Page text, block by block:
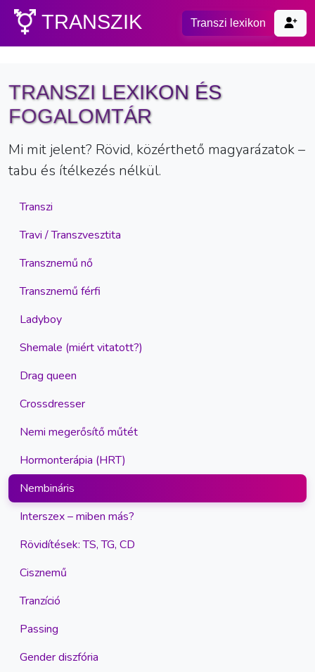
TRANSZIK Transzi lexikon
TRANSZI LEXIKON ÉS
FOGALOMTÁR
Mi mit jelent? Rövid, közérthető magyarázatok –
tabu és ítélkezés nélkül.
Transzi
Travi / Transzvesztita
Transznemű nő
Transznemű férfi
Ladyboy
Shemale (miért vitatott?)
Drag queen
Crossdresser
Nemi megerősítő műtét
Hormonterápia (HRT)
Nembináris
Interszex – miben más?
Rövidítések: TS, TG, CD
Cisznemű
Tranzíció
Passing
Gender diszfória